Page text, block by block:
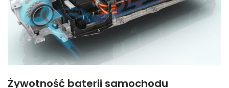
Żywotność baterii samochodu